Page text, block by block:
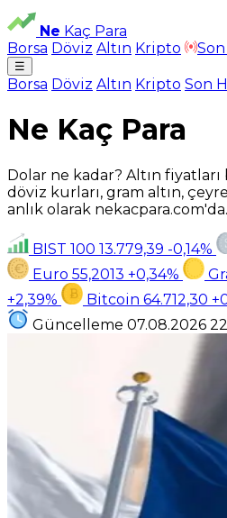
Ne Kaç Para
Borsa Döviz Altın Kripto
☰
Borsa Döviz Altın Kripto Son
Ne Kaç Para
Dolar ne kadar? Altın fiyatları
döviz kurları, gram altın,
anlık olarak nekacpara.com'da.
BIST 100 13.779,39 -0,14%
Euro 55,2013 +0,34%
+2,39%
Bitcoin 64.712,30
Güncelleme 07.08.2026